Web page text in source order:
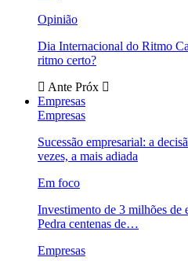
Opinião
Dia Internacional do Ritmo
ritmo certo?
Ante Próx
Empresas
Empresas
Sucessão empresarial: a
vezes, a mais adiada
Em foco
Investimento de 3 milhões de
Pedra centenas de…
Empresas